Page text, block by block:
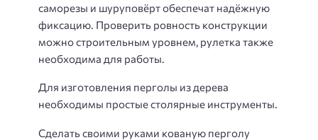
саморезы и шуруповёрт обеспечат надёжную
фиксацию. Проверить ровность конструкции
можно строительным уровнем, рулетка также
необходима для работы.
Для изготовления перголы из дерева
необходимы простые столярные инструменты.
Сделать своими руками кованую перголу